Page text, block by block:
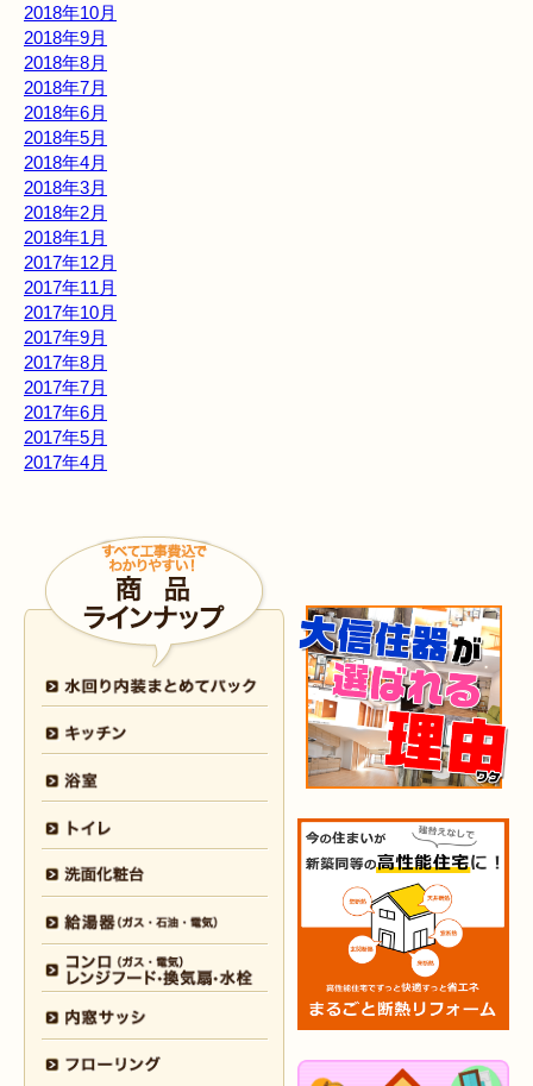
2018年10月
2018年9月
2018年8月
2018年7月
2018年6月
2018年5月
2018年4月
2018年3月
2018年2月
2018年1月
2017年12月
2017年11月
2017年10月
2017年9月
2017年8月
2017年7月
2017年6月
2017年5月
2017年4月